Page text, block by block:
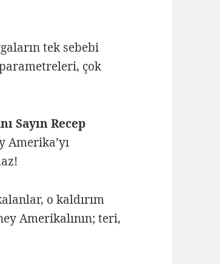
tek sebebi
çok
Sayın Recep
Amerika’yı
o kaldırım
Amerikalının; teri,